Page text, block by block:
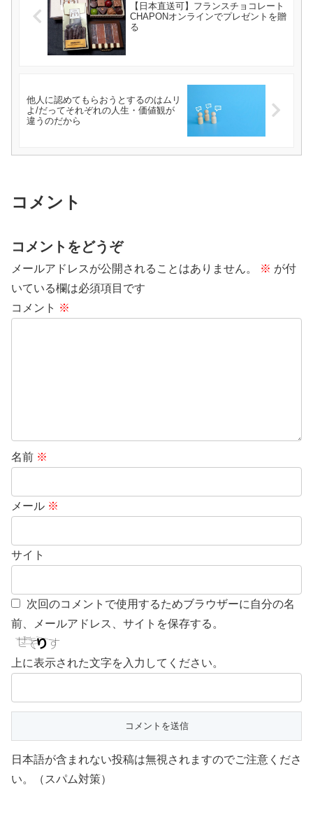
【日本直送可】フランスチョコレート
CHAPONオンラインでプレゼントを贈
る
他人に認めてもらおうとするのはムリ
よ/だってそれぞれの人生・価値観が
違うのだから
コメント
コメントをどうぞ
メールアドレスが公開されることはありません。 ※ が付
いている欄は必須項目です
コメント ※
名前 ※
メール ※
サイト
次回のコメントで使用するためブラウザーに自分の名
前、メールアドレス、サイトを保存する。
上に表示された文字を入力してください。
日本語が含まれない投稿は無視されますのでご注意くださ
い。（スパム対策）